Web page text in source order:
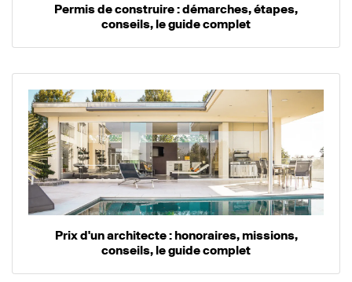
Permis de construire : démarches, étapes,
conseils, le guide complet
Prix d'un architecte : honoraires, missions,
conseils, le guide complet